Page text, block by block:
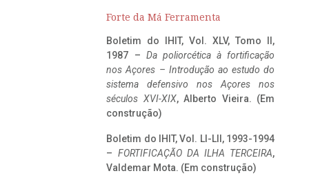
Forte da Má Ferramenta
Boletim do IHIT, Vol. XLV, Tomo II,
1987 – Da poliorcética à fortificação
nos Açores – Introdução ao estudo do
sistema defensivo nos Açores nos
séculos XVI-XIX, Alberto Vieira. (Em
construção)
Boletim do IHIT, Vol. LI-LII, 1993-1994
– FORTIFICAÇÃO DA ILHA TERCEIRA,
Valdemar Mota. (Em construção)